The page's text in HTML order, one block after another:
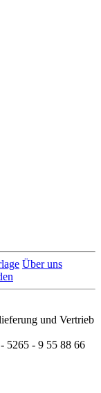
Über uns
und Vertrieb
5265 - 9 55 88 66